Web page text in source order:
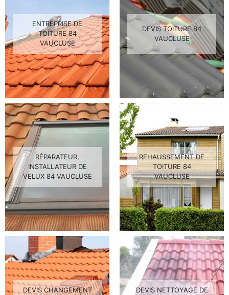
ENTREPRISE DE
TOITURE 84
VAUCLUSE
DEVIS TOITURE 84
VAUCLUSE
RÉPARATEUR,
INSTALLATEUR DE
VELUX 84 VAUCLUSE
REHAUSSEMENT DE
TOITURE 84
VAUCLUSE
DEVIS CHANGEMENT
DEVIS NETTOYAGE DE